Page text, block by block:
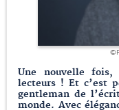
Une nouvelle fois,
lecteurs ! Et c’est
gentleman de
monde. Avec